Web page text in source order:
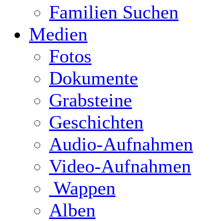
Familien Suchen
Medien
Fotos
Dokumente
Grabsteine
Geschichten
Audio-Aufnahmen
Video-Aufnahmen
Wappen
Alben